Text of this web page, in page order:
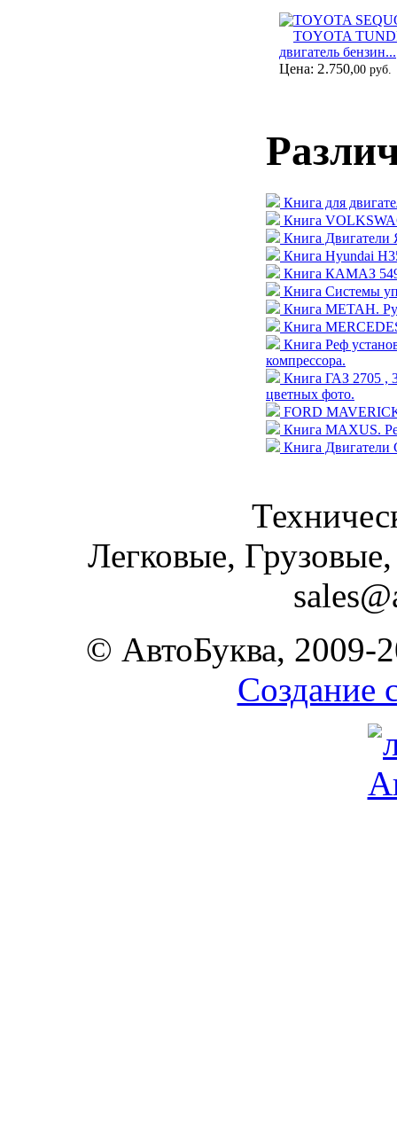
TOYOTA
TOYOTA
двигатель бензин...
Цена: 2.750,00 руб.
Книга для
Книга
Книга
Книга Hyundai
Книга КАМАЗ
Книга Системы
Книга МЕТАН.
Книга
Книга Реф
компрессора.
Книга ГАЗ 2705 ,
цветных фото.
FORD
Книга MAXUS.
Книга Двигатели
Легковые,
© АвтоБуква, 2009-
Создание